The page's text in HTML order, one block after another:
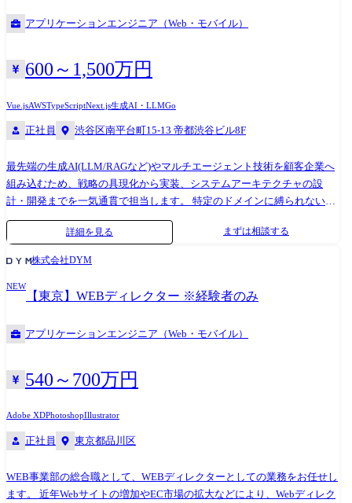
クト各機能が潜在的に持っている価値をお客様の課題と結びつけ、価値
を最大化する ・お問い合わせをゼロにする ・お客様自身で問題を解決で
ートレス化 ●事業紹介 「取引に確信を与える、セキュリティの星つきガ
イドへ。 」をビジョンに、取引先の安全性を可視化するセキュリティ評
ビスとして取引先の評価サービス「Assured 企業評価」をリリースしまし
を握る今、私たちは「この時代における信頼のカタチを創り、社会の変
革を加速させること」を目指しています。 ●このポジションで、一緒に
作る未来 CREが扱う「顧客信頼性」は、お客様のビジネスと我々のビジ
ネスを同時に伸ばすための重要な要素だと思っています。 お客様が安心
して『Assuredクラウド評価』を使い続け、その上で本来やりたいDXや
事業判断を進められること。 それがお客様の事業成果になり、同時に
客信頼性」を最大化することです。 その実現のために、立ち上げ期では
まず以下3つのスコープを設計・推進します。 1.プロダクト改善・実装
お客様の声を一次情報として受け取り、不具合修正・機能改善・セルフ
サービス化できる機能をプロダクトに反映していきます。 2.KPI・計測基
します。 問い合わせ削減率・セルフサービス到達率・お客様の利用熟達
度など、何を測るべきかから設計し、BigQuery / dbt / Lightdashの基盤上
で計測・可視化を立ち上げます。 3.CREプロセス・運用設計 問い合わせ
計、技術調査の標準化など、現在は属人的に回っている運用を、再現可
未来 スコープ2のKPI基盤が立ち上がり、「顧客信頼性を阻害している要
因」がデータで見えてきた段階から、CREの射程は、プロダクト単体に
のAPI連携、セキュリティ要件(特に金融機関等で求められるセキュアな
専用環境)を考慮したシステム構築のリード。 ●技術的なフィージビリテ
ック:現場で得た顧客のニーズや知見を、自社SaaS基盤の改善や新規プロ
ダクト創出へ還元(ワンプール制の強みを活かした連携)。 **※配属先は
アプリケーションエンジニア（Web・モバイル）
600～1,500万円
Vue.jsAWSTypeScriptNext.js生成AI・LLMGo
正社員 渋谷区南平台町15-13 帝都渋谷ビル8F
最先端の生成AI(LLM/RAGなど)やマルチエージェント技術を顧客企業へ
組み込むため、戦略の具現化から実装、システムアーキテクチャの設
計・開発までを一気通貫で担当します。 特定のドメインに縛られない
「ワンプール制」を導入しているため、金融機関の専用AI環境構築から
製造業の業務プロセス変革まで、幅広い業界のフラッグシッププロジェ
クトに参画可能です。 【具体的な業務イメージ】 ●プロコードによる
拡張性の高いカスタムAIアプリケーション、社内システムのバックエン
ド/フロントエンド開発 ●データ基盤の設計・連携(RAG/LLM高度化) 顧客
企業が持つ暗黙知や社内データをAIが適切に利活用できるよう、データ
構造の設計、ETL/データパイプラインの構築、RAG(検索拡張生成)の精
ントの実装 定型業務の自動化に留まらない、業務プロセスを高度に自動
化・最適化する次世代型AIエージェントシステムのアーキテクチャ設計
応じてギブリー本体のプロダクト(MANA、Track、DECA等)の技術アセ
●Azure・AWS等のクラウドインフラ設計・構築 開発したAIアプリケーシ
ョンやデータパイプラインが、セキュアかつ安定して動作するためのモ
詳細を見る まずは相談する
株式会社DYM
NEW
【東京】WEBディレクター ※経験者のみ
アプリケーションエンジニア（Web・モバイル）
540～700万円
Adobe XDPhotoshopIllustrator
正社員 東京都品川区
WEB事業部の総合職として、WEBディレクターとしての業務をお任せし
ます。 近年Webサイトの増加やEC市場の拡大などにより、Webディレク